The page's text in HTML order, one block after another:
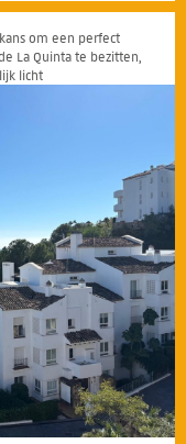
om een perfect
La Quinta te bezitten,
licht